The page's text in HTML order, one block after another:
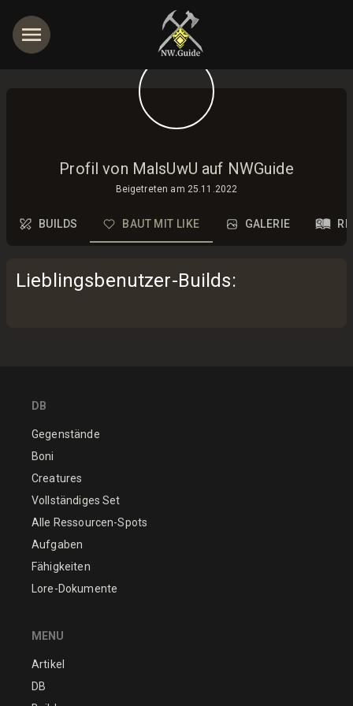
Profil von MalsUwU auf NWGuide
Beigetreten am 25.11.2022
BUILDS BAUT MIT LIKE GALERIE
Lieblingsbenutzer-Builds:
DB
Gegenstände
Boni
Creatures
Vollständiges Set
Alle Ressourcen-Spots
Aufgaben
Fähigkeiten
Lore-Dokumente
MENU
Artikel
DB